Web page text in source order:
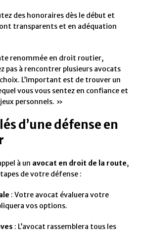
des honoraires dès le début et
transparents et en adéquation
renommée en droit routier,
pas à rencontrer plusieurs avocats
L’important est de trouver un
vous vous sentez en confiance et
personnels. »
d’une défense en
à un avocat en droit de la route,
de votre défense :
: Votre avocat évaluera votre
vos options.
: L’avocat rassemblera tous les